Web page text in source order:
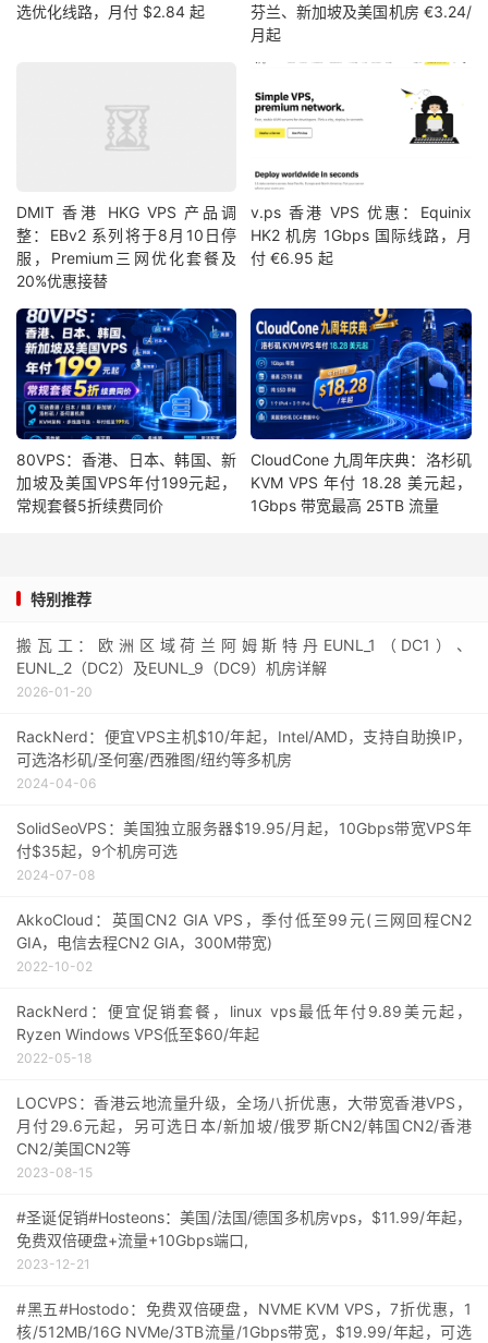
选优化线路，月付 $2.84 起
芬兰、新加坡及美国机房 €3.24/
月起
DMIT 香港 HKG VPS 产品调
整：EBv2 系列将于8月10日停
服，Premium三网优化套餐及
20%优惠接替
v.ps 香港 VPS 优惠：Equinix
HK2 机房 1Gbps 国际线路，月
付 €6.95 起
80VPS：香港、日本、韩国、新
加坡及美国VPS年付199元起，
常规套餐5折续费同价
CloudCone 九周年庆典：洛杉矶
KVM VPS 年付 18.28 美元起，
1Gbps 带宽最高 25TB 流量
特别推荐
搬瓦工：欧洲区域荷兰阿姆斯特丹EUNL_1（DC1）、
EUNL_2（DC2）及EUNL_9（DC9）机房详解
2026-01-20
RackNerd：便宜VPS主机$10/年起，Intel/AMD，支持自助换IP，
可选洛杉矶/圣何塞/西雅图/纽约等多机房
2024-04-06
SolidSeoVPS：美国独立服务器$19.95/月起，10Gbps带宽VPS年
付$35起，9个机房可选
2024-07-08
AkkoCloud：英国CN2 GIA VPS，季付低至99元(三网回程CN2
GIA，电信去程CN2 GIA，300M带宽)
2022-10-02
RackNerd：便宜促销套餐，linux vps最低年付9.89美元起，
Ryzen Windows VPS低至$60/年起
2022-05-18
LOCVPS：香港云地流量升级，全场八折优惠，大带宽香港VPS，
月付29.6元起，另可选日本/新加坡/俄罗斯CN2/韩国CN2/香港
CN2/美国CN2等
2023-08-15
#圣诞促销#Hosteons：美国/法国/德国多机房vps，$11.99/年起，
免费双倍硬盘+流量+10Gbps端口,
2023-12-21
#黑五#Hostodo：免费双倍硬盘，NVME KVM VPS，7折优惠，1
核/512MB/16G NVMe/3TB流量/1Gbps带宽，$19.99/年起，可选